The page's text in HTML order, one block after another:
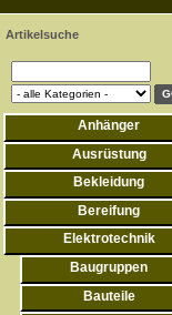
Artikelsuche
Anhänger
Ausrüstung
Bekleidung
Bereifung
Elektrotechnik
Baugruppen
Bauteile